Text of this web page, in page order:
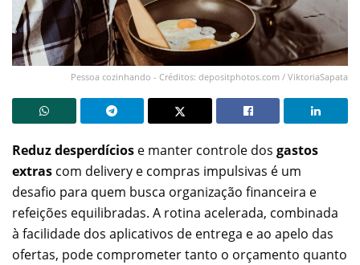
Pessoa cozinhando - Créditos: depositphotos.com / ViktoriaSapata
Reduz desperdícios e manter controle dos gastos
extras com delivery e compras impulsivas é um
desafio para quem busca organização financeira e
refeições equilibradas. A rotina acelerada, combinada
à facilidade dos aplicativos de entrega e ao apelo das
ofertas, pode comprometer tanto o orçamento quanto